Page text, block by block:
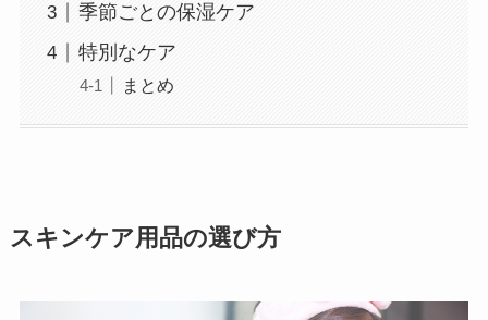
季節ごとの保湿ケア
特別なケア
まとめ
スキンケア用品の選び方